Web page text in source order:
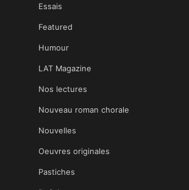
Essais
Featured
Humour
LAT Magazine
Nos lectures
Nouveau roman chorale
Nouvelles
Oeuvres originales
Pastiches